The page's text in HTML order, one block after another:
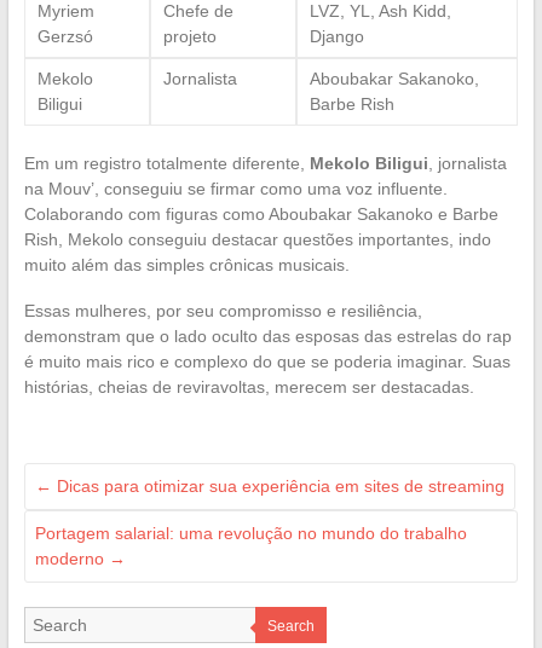
Myriem
Gerzsó
Chefe de
projeto
LVZ, YL, Ash Kidd,
Django
Mekolo
Biligui
Jornalista
Aboubakar Sakanoko,
Barbe Rish
Em um registro totalmente diferente, Mekolo Biligui, jornalista
na Mouv’, conseguiu se firmar como uma voz influente.
Colaborando com figuras como Aboubakar Sakanoko e Barbe
Rish, Mekolo conseguiu destacar questões importantes, indo
muito além das simples crônicas musicais.
Essas mulheres, por seu compromisso e resiliência,
demonstram que o lado oculto das esposas das estrelas do rap
é muito mais rico e complexo do que se poderia imaginar. Suas
histórias, cheias de reviravoltas, merecem ser destacadas.
← Dicas para otimizar sua experiência em sites de streaming
Portagem salarial: uma revolução no mundo do trabalho
moderno →
Search